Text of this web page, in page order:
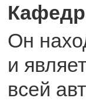
Он
и
всей